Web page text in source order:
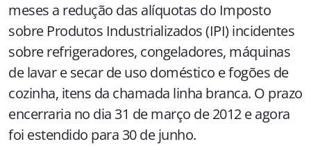
meses a redução das alíquotas do Imposto
sobre Produtos Industrializados (IPI) incidentes
sobre refrigeradores, congeladores, máquinas
de lavar e secar de uso doméstico e fogões de
cozinha, itens da chamada linha branca. O prazo
encerraria no dia 31 de março de 2012 e agora
foi estendido para 30 de junho.